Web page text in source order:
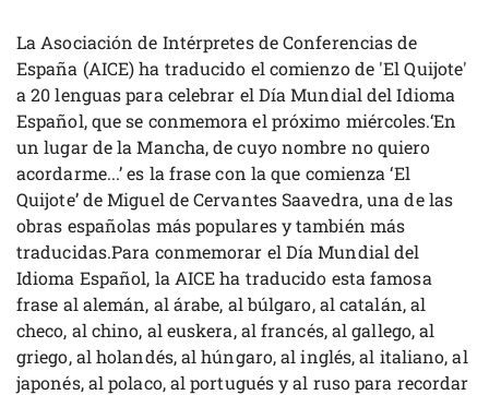
La Asociación de Intérpretes de Conferencias de
España (AICE) ha traducido el comienzo de 'El Quijote'
a 20 lenguas para celebrar el Día Mundial del Idioma
Español, que se conmemora el próximo miércoles.‘En
un lugar de la Mancha, de cuyo nombre no quiero
acordarme...’ es la frase con la que comienza ‘El
Quijote’ de Miguel de Cervantes Saavedra, una de las
obras españolas más populares y también más
traducidas.Para conmemorar el Día Mundial del
Idioma Español, la AICE ha traducido esta famosa
frase al alemán, al árabe, al búlgaro, al catalán, al
checo, al chino, al euskera, al francés, al gallego, al
griego, al holandés, al húngaro, al inglés, al italiano, al
japonés, al polaco, al portugués y al ruso para recordar